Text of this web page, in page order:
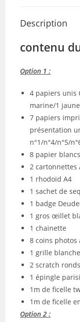
Description
contenu
Option 1 :
4 papiers unis
marine/1
7 papiers
présentation
n°1/n°4/n°5/
8 papier
2 cartonnettes
1 rhodoïd A4
1 sachet de
1 badge
1 gros œillet
1 chainette
8 coins photos
1 grille
2 scratch
1 épingle
1m de ficelle
1m de ficelle
Option 2 :